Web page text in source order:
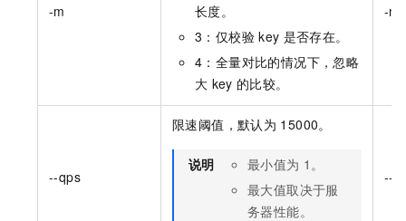
-m
长度。
3：仅校验 key 是否存在。
4：全量对比的情况下，忽略
大 key 的比较。
-m
--qps
限速阈值，默认为 15000。
说明 最小值为 1。
最大值取决于服
务器性能。
--